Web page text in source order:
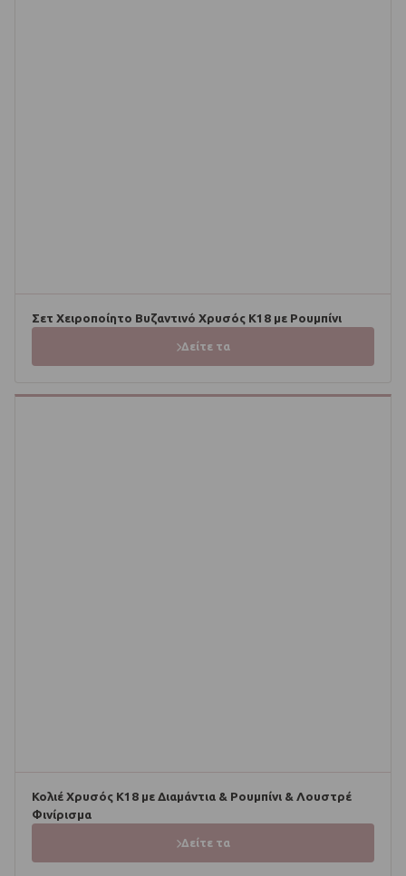
Σετ Χειροποίητο Βυζαντινό Χρυσός Κ18 με Ρουμπίνι
Δείτε τα
Κολιέ Χρυσός Κ18 με Διαμάντια & Ρουμπίνι & Λουστρέ
Φινίρισμα
Δείτε τα